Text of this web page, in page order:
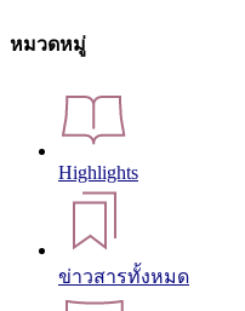
หมวดหมู่
Highlights
ข่าวสารทั้งหมด